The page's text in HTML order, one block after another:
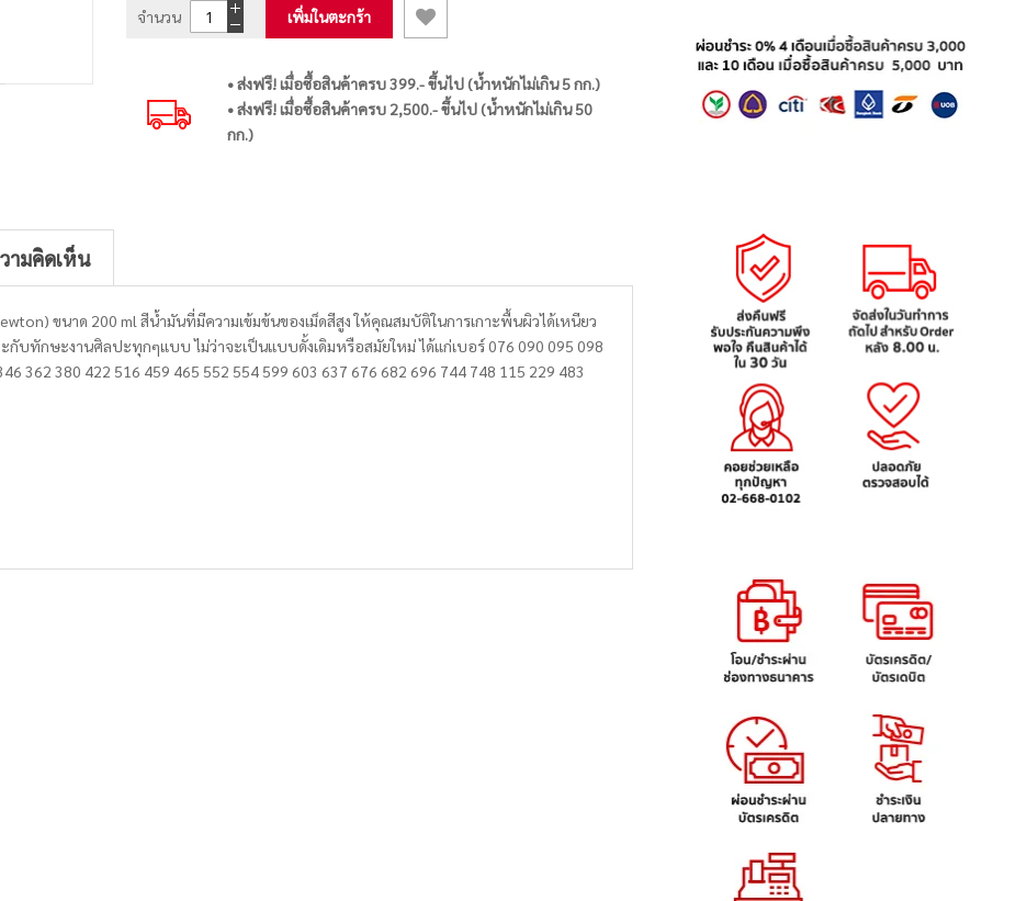
จำนวน เพิ่มในตะกร้า
• ส่งฟรี! เมื่อซื้อสินค้าครบ 399.- ขึ้นไป (น้ำหนักไม่เกิน 5 กก.)
• ส่งฟรี! เมื่อซื้อสินค้าครบ 2,500.- ขึ้นไป (น้ำหนักไม่เกิน 50
กก.)
ามคิดเห็น
ขนาด 200 ml สีน้ำมันที่มีความเข้มข้นของเม็ดสีสูง ให้คุณสมบัติในการเกาะพื้นผิวได้เหนียว
บทักษะงานศิลปะทุกๆแบบ ไม่ว่าจะเป็นแบบดั้งเดิมหรือสมัยใหม่ ได้แก่เบอร์ 076 090 095 098
362 380 422 516 459 465 552 554 599 603 637 676 682 696 744 748 115 229 483